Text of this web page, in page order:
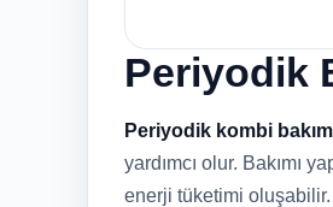
Periyodik
Periyodik kombi
yardımcı olur. Bakımı
enerji tüketimi